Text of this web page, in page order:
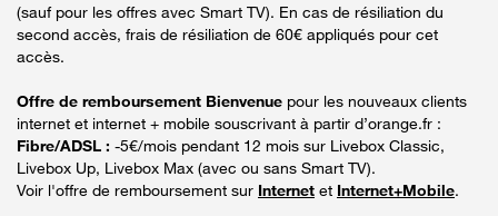
(sauf pour les offres avec Smart TV). En cas de résiliation du
second accès, frais de résiliation de 60€ appliqués pour cet
accès.
Offre de remboursement Bienvenue pour les nouveaux clients
internet et internet + mobile souscrivant à partir d’orange.fr :
Fibre/ADSL : -5€/mois pendant 12 mois sur Livebox Classic,
Livebox Up, Livebox Max (avec ou sans Smart TV).
Voir l'offre de remboursement sur Internet et Internet+Mobile.